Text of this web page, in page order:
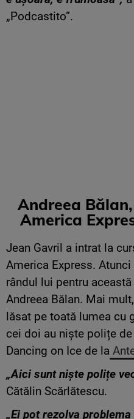
„Podcastito”.
Andreea
America
Jean Gavril a intrat la
America Express.
rândul lui pentru
Andreea Bălan. Mai
lăsat pe toată lumea cu
cei doi au niște polițe
Dancing on Ice de la
„Aici sunt niște polițe
Cătălin Scărlătescu.
„Ei pot rezolva